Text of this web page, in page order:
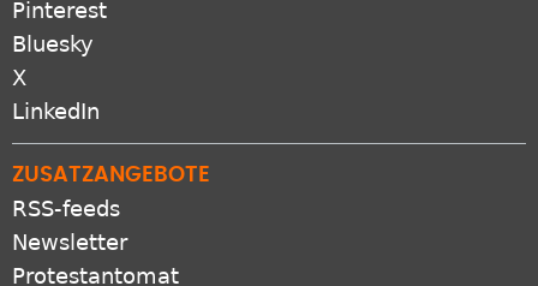
Pinterest
Bluesky
X
LinkedIn
ZUSATZANGEBOTE
RSS-feeds
Newsletter
Protestantomat